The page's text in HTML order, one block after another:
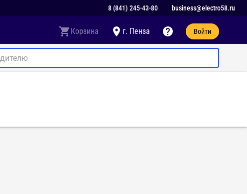
8 (841) 245-43-80 business@electro58.ru
Корзина г. Пенза Войти